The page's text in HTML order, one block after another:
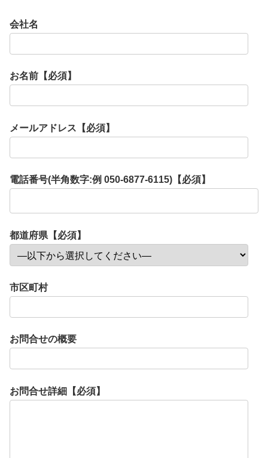
会社名
お名前【必須】
メールアドレス【必須】
電話番号(半角数字:例 050-6877-6115)【必須】
都道府県【必須】
市区町村
お問合せの概要
お問合せ詳細【必須】